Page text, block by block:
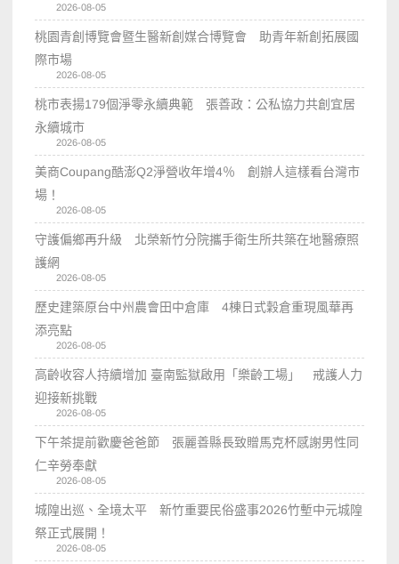
2026-08-05
桃園青創博覽會暨生醫新創媒合博覽會 助青年新創拓展國
際市場
2026-08-05
桃市表揚179個淨零永續典範 張善政：公私協力共創宜居
永續城市
2026-08-05
美商Coupang酷澎Q2淨營收年增4％ 創辦人這樣看台灣市
場！
2026-08-05
守護偏鄉再升級 北榮新竹分院攜手衛生所共築在地醫療照
護網
2026-08-05
歷史建築原台中州農會田中倉庫 4棟日式穀倉重現風華再
添亮點
2026-08-05
高齡收容人持續增加 臺南監獄啟用「樂齡工場」 戒護人力
迎接新挑戰
2026-08-05
下午茶提前歡慶爸爸節 張麗善縣長致贈馬克杯感謝男性同
仁辛勞奉獻
2026-08-05
城隍出巡、全境太平 新竹重要民俗盛事2026竹塹中元城隍
祭正式展開！
2026-08-05